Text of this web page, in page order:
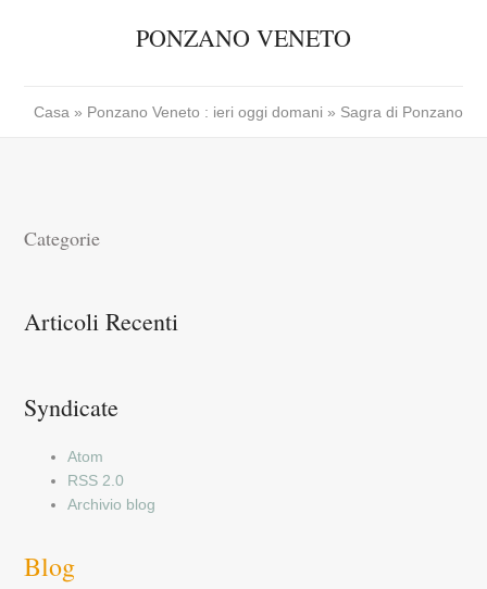
PONZANO VENETO
Casa » Ponzano Veneto : ieri oggi domani » Sagra di Ponzano
Categorie
Articoli Recenti
Syndicate
Atom
RSS 2.0
Archivio blog
Blog